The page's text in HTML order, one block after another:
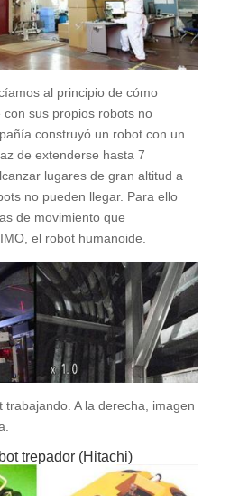
al principio de cómo
sus propios robots no
construyó un robot con un
de extenderse hasta 7
lugares de gran altitud a
no pueden llegar. Para ello
de movimiento que
el robot humanoide.
trabajando. A la derecha, imagen
trepador (Hitachi)